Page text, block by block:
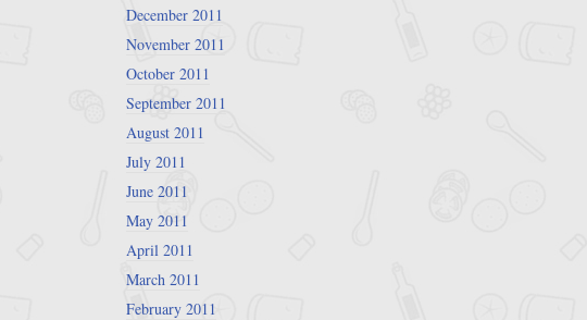
December 2011
November 2011
October 2011
September 2011
August 2011
July 2011
June 2011
May 2011
April 2011
March 2011
February 2011